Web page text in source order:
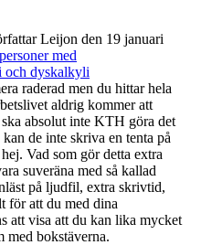
Leijon den 19 januari
med
och dyskalkyli
raderad men du hittar hela
aldrig kommer att
absolut inte KTH göra det
de inte skriva en tenta på
Vad som gör detta extra
suveräna med så kallad
på ljudfil, extra skrivtid,
för att du med dina
att visa att du kan lika mycket
med bokstäverna.